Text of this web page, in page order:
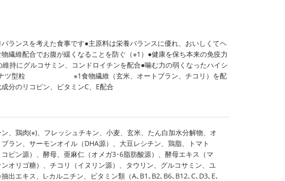
ランスを考えた食事です●主原料は栄養バランスに優れ、おいしくてヘ
繊維配合でお腹が緩くなることを防ぐ（※1）●健康を保ち本来の免疫力
持にグルコサミン、コンドロイチンを配合●噛む力の弱くなったハイシ
ーナツ型粒 ※1食物繊維（玄米、オートブラン、チコリ）を配
のリコピン、ビタミンC、E配合
ン、鶏肉(※)、フレッシュチキン、小麦、玄米、たん白加水分解物、オ
ブラン、サーモンオイル（DHA源）、大豆レシチン、鶏脂、トマト
コピン源）、酵母、亜麻仁（オメガ3･6脂肪酸源）、酵母エキス（マ
ンオリゴ糖）、チコリ（イヌリン源）、タウリン、グルコサミン、ユ
抽出エキス、L-カルニチン、ビタミン類（A､B1､B2､B6､B12､C､D3､E､